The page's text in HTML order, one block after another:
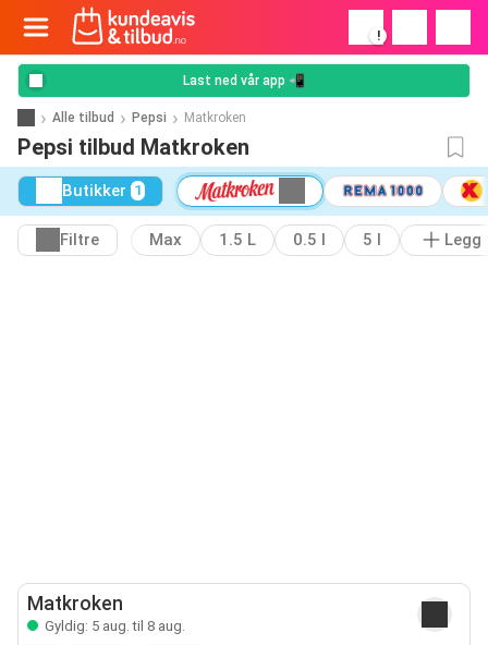
!
Last ned vår app 📲
Alle tilbud Pepsi Matkroken
Pepsi tilbud Matkroken
Butikker 1
Filtre Max 1.5 L 0.5 l 5 l Legg
Matkroken
Gyldig: 5 aug. til 8 aug.